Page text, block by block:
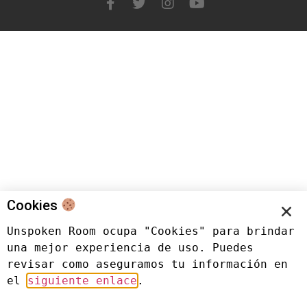
Cookies
Unspoken Room ocupa "Cookies" para brindar
una mejor experiencia de uso. Puedes
revisar como aseguramos tu información en
el siguiente enlace .